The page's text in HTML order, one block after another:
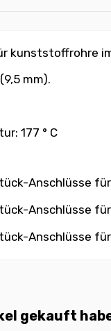
kunststoffrohre
mm).
177 ° C
Anschlüsse
Anschlüsse
Anschlüsse
gekauft